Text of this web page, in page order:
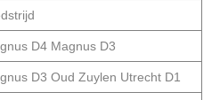
D4 Magnus D3
D3 Oud Zuylen Utrecht D1